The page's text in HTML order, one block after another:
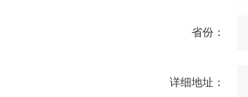
省份：
详细地址：